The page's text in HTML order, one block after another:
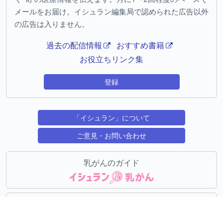
メールをお届け。イシュラン編集局で認められた広告以外
の広告は入りません。
過去の配信情報
おすすめ書籍
お役立ちリンク集
登録
「イシュラン」について
ご意見・お問い合わせ
乳がんのガイド